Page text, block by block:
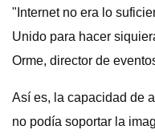
"Internet no era lo
Unido para hacer
Orme, director de
Así es, la capacidad de
no podía soportar la